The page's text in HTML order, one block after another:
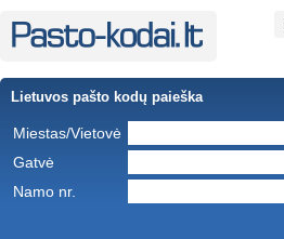
Lietuvos pašto kodų paieška
Miestas/Vietovė
Gatvė
Namo nr.